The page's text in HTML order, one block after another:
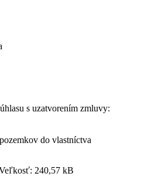
s uzatvorením zmluvy:
do vlastníctva
240,57 kB